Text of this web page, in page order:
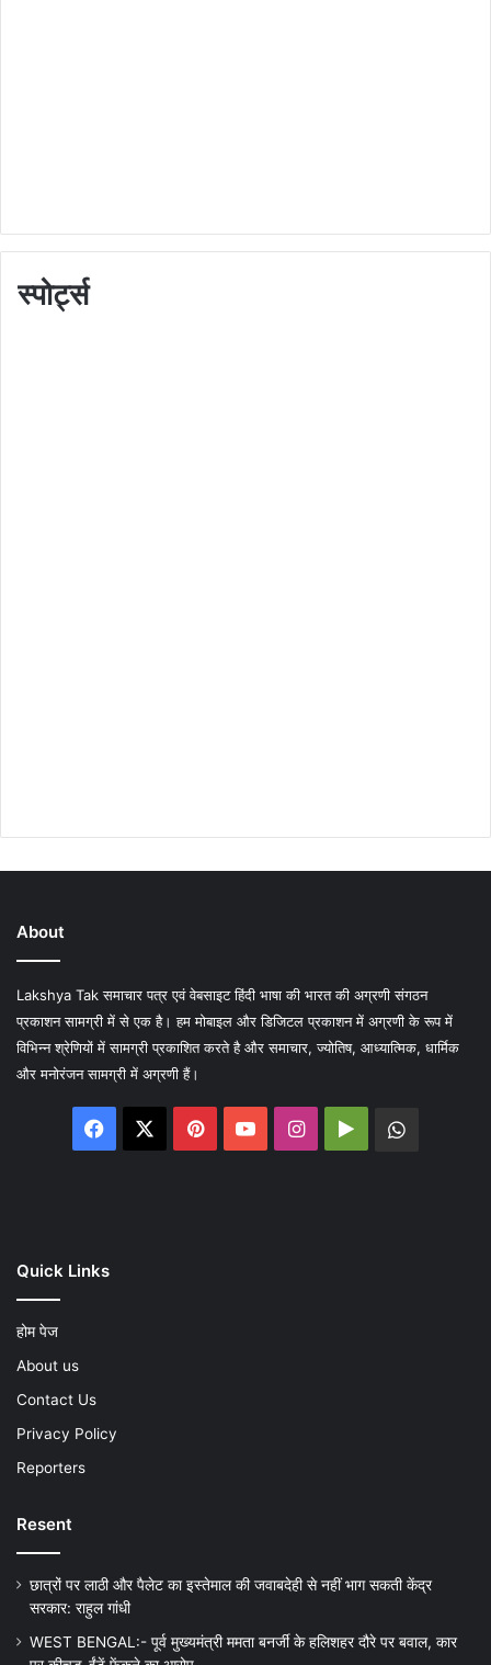
स्पोर्ट्स
About
Lakshya Tak समाचार पत्र एवं वेबसाइट हिंदी भाषा की भारत की अग्रणी संगठन
प्रकाशन सामग्री में से एक है। हम मोबाइल और डिजिटल प्रकाशन में अग्रणी के रूप में
विभिन्न श्रेणियों में सामग्री प्रकाशित करते है और समाचार, ज्योतिष, आध्यात्मिक, धार्मिक
और मनोरंजन सामग्री में अग्रणी हैं।
Facebook PinterestYouTubeInstagram
Google
Quick Links
होम पेज
About us
Contact Us
Privacy Policy
Reporters
Resent
छात्रों पर लाठी और पैलेट का इस्तेमाल की जवाबदेही से नहीं भाग सकती केंद्र
सरकार: राहुल गांधी
WEST BENGAL:- पूर्व मुख्यमंत्री ममता बनर्जी के हलिशहर दौरे पर बवाल, कार